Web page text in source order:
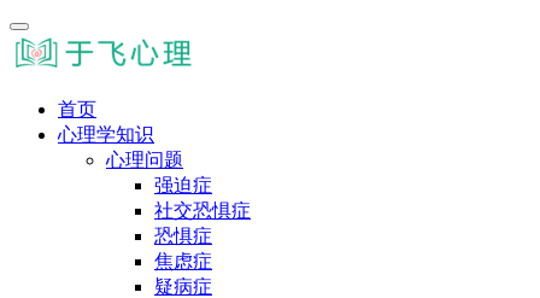
首页
心理学知识
心理问题
强迫症
社交恐惧症
恐惧症
焦虑症
疑病症